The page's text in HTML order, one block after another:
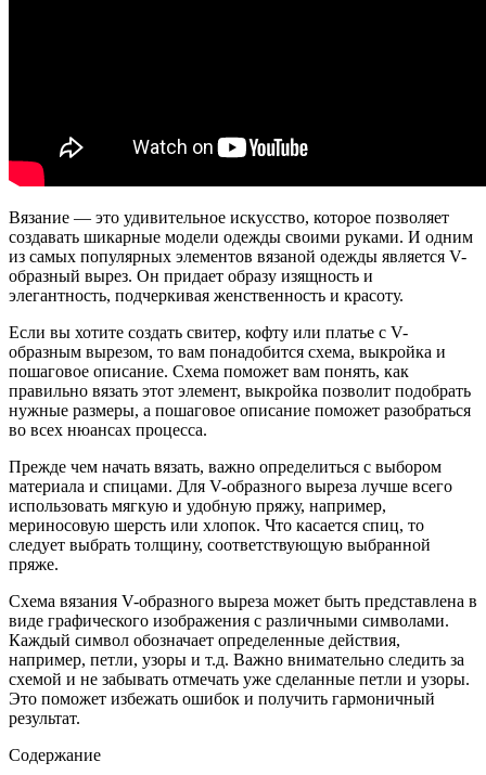
Вязание — это удивительное искусство, которое позволяет
создавать шикарные модели одежды своими руками. И одним
из самых популярных элементов вязаной одежды является V-
образный вырез. Он придает образу изящность и
элегантность, подчеркивая женственность и красоту.
Если вы хотите создать свитер, кофту или платье с V-
образным вырезом, то вам понадобится схема, выкройка и
пошаговое описание. Схема поможет вам понять, как
правильно вязать этот элемент, выкройка позволит подобрать
нужные размеры, а пошаговое описание поможет разобраться
во всех нюансах процесса.
Прежде чем начать вязать, важно определиться с выбором
материала и спицами. Для V-образного выреза лучше всего
использовать мягкую и удобную пряжу, например,
мериносовую шерсть или хлопок. Что касается спиц, то
следует выбрать толщину, соответствующую выбранной
пряже.
Схема вязания V-образного выреза может быть представлена в
виде графического изображения с различными символами.
Каждый символ обозначает определенные действия,
например, петли, узоры и т.д. Важно внимательно следить за
схемой и не забывать отмечать уже сделанные петли и узоры.
Это поможет избежать ошибок и получить гармоничный
результат.
Содержание